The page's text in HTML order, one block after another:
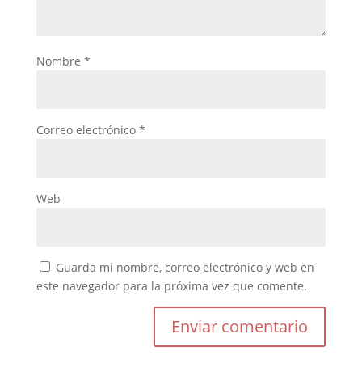
Nombre *
Correo electrónico *
Web
Guarda mi nombre, correo electrónico y web en
este navegador para la próxima vez que comente.